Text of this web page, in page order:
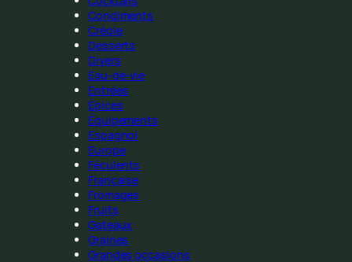
Condiments
Créole
Desserts
Divers
Eau-de-vie
Entrées
Épices
Équipements
Espagnol
Europe
Féculents
Française
Fromages
Fruits
Gateaux
Graines
Grandes occasions